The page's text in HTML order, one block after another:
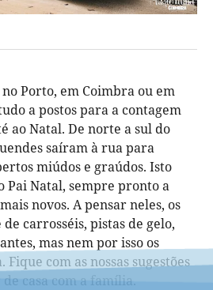
Porto, em Coimbra ou em
a postos para a contagem
ao Natal. De norte a sul do
saíram à rua para
miúdos e graúdos. Isto
Pai Natal, sempre pronto a
novos. A pensar neles, os
carrosséis, pistas de gelo,
mas nem por isso os
com as nossas sugestões
casa com a família.